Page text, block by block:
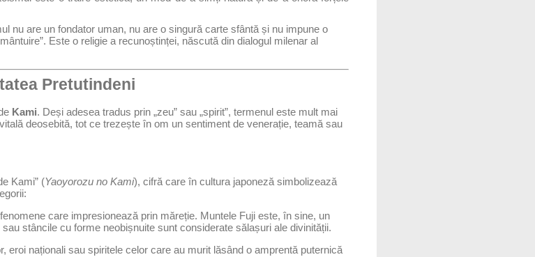
nu are un fondator uman, nu are o singură carte sfântă și nu impune o
Este o religie a recunoștinței, născută din dialogul milenar al
Pretutindeni
Kami. Deși adesea tradus prin „zeu” sau „spirit”, termenul este mult mai
deosebită, tot ce trezește în om un sentiment de venerație, teamă sau
Kami” (Yaoyorozu no Kami), cifră care în cultura japoneză simbolizează
care impresionează prin măreție. Muntele Fuji este, în sine, un
stâncile cu forme neobișnuite sunt considerate sălașuri ale divinității.
eroi naționali sau spiritele celor care au murit lăsând o amprentă puternică